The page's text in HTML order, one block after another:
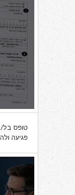
פגיעה